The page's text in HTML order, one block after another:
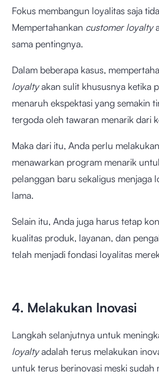
Fokus membangun loyalitas saja
Mempertahankan customer loyalty
sama pentingnya.
Dalam beberapa kasus,
loyaltyakan sulit khususnya ketika
menaruh ekspektasi yang semakin
tergoda oleh tawaran menarik dari
Maka dari itu, Anda perlu
menawarkan program menarik
pelanggan baru sekaligus menjaga
lama.
Selain itu, Anda juga harus tetap
kualitas produk, layanan, dan
telah menjadi fondasi loyalitas
4. Melakukan Inovasi
Langkah selanjutnya untuk
loyaltyadalah terus melakukan
untuk terus berinovasi meski sudah